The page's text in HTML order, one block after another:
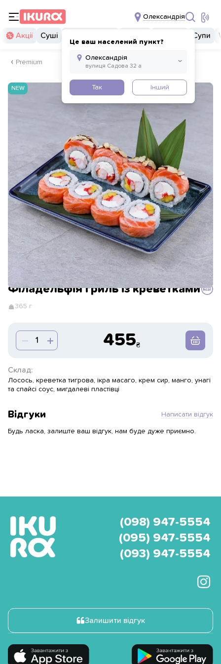
Олександрія
Це ваш населений пункт?
Так Інший
Акції Суші Супи
Premium
NEW
Філадельфія гриль із креветками
365 г
455
Склад:
Лосось, креветка тигрова, ікра масаго, крем сир, манго, унагі
та спайсі соус, мигдалеві пластівці
Відгуки Написати відгук
Будь ласка, залиште ваш відгук, нам буде дуже приємно.
(098) 947-5554
(095) 947-5554
(093) 947-5554
Залишити відгук